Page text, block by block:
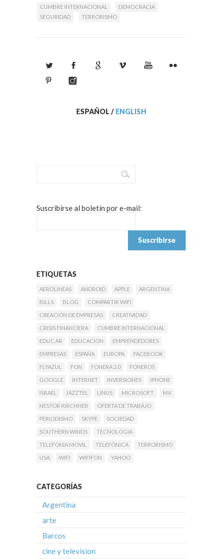
CUMBRE INTERNACIONAL
DEMOCRACIA
SEGURIDAD
TERRORISMO
ESPAÑOL / ENGLISH
Suscribirse al boletín por e-mail:
ETIQUETAS
AEROLINEAS ANDROID APPLE
ARGENTINA
BILLS
BLOG
COMPARTIR WIFI
CREACIÓN DE EMPRESAS
CREATIVIDAD
CRISIS FINANCIERA
CUMBRE INTERNACIONAL
EDUC.AR
EDUCACION
EMPRENDEDORES
EMPRESAS
ESPAÑA EUROPA
FACEBOOK
FLYAZUL
FON FONERA 2.0
FONEROS
GOOGLE
INTERNET INVERSIONES
IPHONE
ISRAEL
JAZZTEL LINUS MICROSOFT
MV
NESTOR KIRCHNER
OFERTA DE TRABAJO
PERIODISMO
SKYPE
SOCIEDAD
SOUTHERN WINDS
TECNOLOGIA
TELEFONIA MOVIL
TELEFÓNICA
TERRORISMO
USA
WIFI WIFIFON YAHOO
CATEGORÍAS
Argentina
arte
Barcos
cine y television